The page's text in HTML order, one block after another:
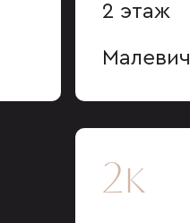
2 этаж
Малевич
2к